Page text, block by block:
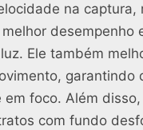
na captura,
desempenho
Ele também
garantindo
em foco. Além
com fundo